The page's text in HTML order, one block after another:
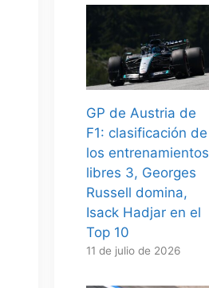
GP de Austria de
F1: clasificación de
los entrenamientos
libres 3, Georges
Russell domina,
Isack Hadjar en el
Top 10
11 de julio de 2026